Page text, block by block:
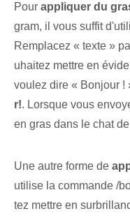
Pour appliquer du
gram, il vous suffit
Remplacez « texte »
uhaitez mettre en
voulez dire « Bonjour !
r!. Lorsque vous
en gras dans le chat
Une autre forme de
utilise la commande /
tez mettre en